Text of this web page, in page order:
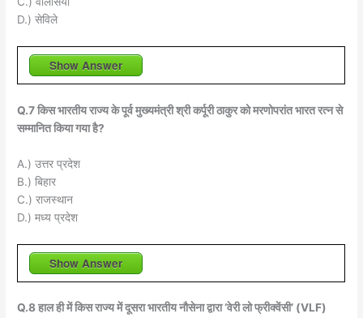
D.) सेविले
Show Answer
Q.7 किस भारतीय राज्य के पूर्व मुख्यमंत्री श्री कर्पूरी ठाकुर को मरणोपरांत भारत रत्न से
सम्मानित किया गया है?
A.) उत्तर प्रदेश
B.) बिहार
C.) राजस्थान
D.) मध्य प्रदेश
Show Answer
Q.8 हाल ही में किस राज्य में दूसरा भारतीय नौसेना द्वारा ‘वेरी लो फ्रीक्वेंसी’ (VLF)